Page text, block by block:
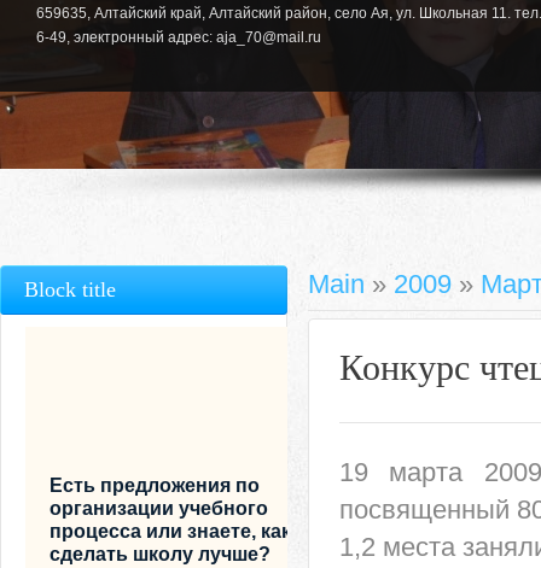
659635, Алтайский край, Алтайский район, село Ая, ул. Школьная 11.
6-49, электронный адрес: aja_70@mail.ru
Main » 2009 »
Конкурс
19 марта
посвященный
1,2 места
Block title
Есть предложения по
организации учебного
процесса или знаете, как
сделать школу лучше?